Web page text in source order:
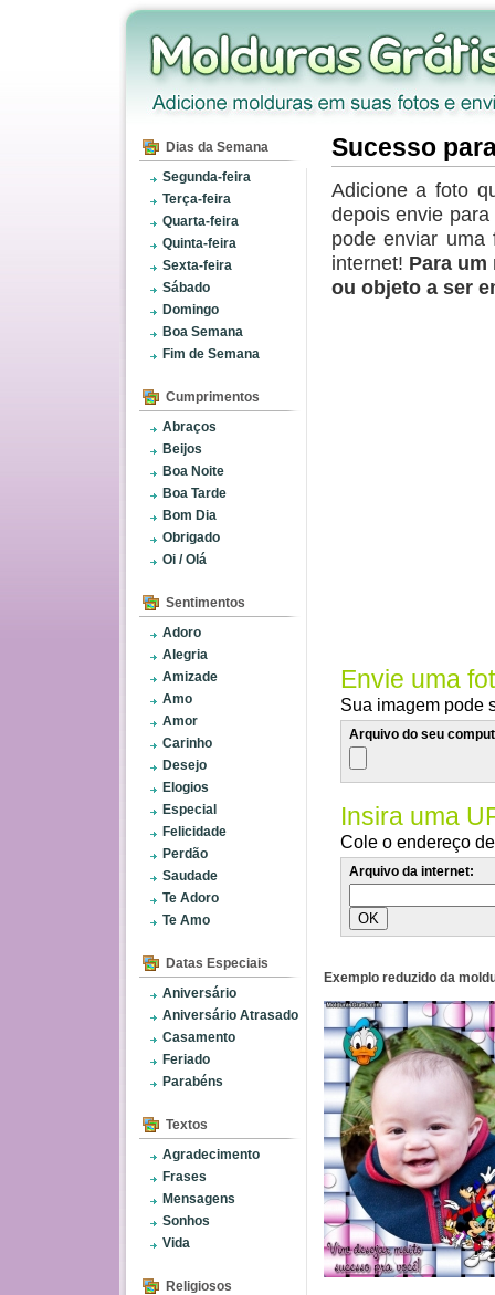
Dias da Semana
Segunda-feira
Terça-feira
Quarta-feira
Quinta-feira
Sexta-feira
Sábado
Domingo
Boa Semana
Fim de Semana
Cumprimentos
Abraços
Beijos
Boa Noite
Boa Tarde
Bom Dia
Obrigado
Oi / Olá
Sentimentos
Adoro
Alegria
Amizade
Amo
Amor
Carinho
Desejo
Elogios
Especial
Felicidade
Perdão
Saudade
Te Adoro
Te Amo
Datas Especiais
Aniversário
Aniversário Atrasado
Casamento
Feriado
Parabéns
Textos
Agradecimento
Frases
Mensagens
Sonhos
Vida
Religiosos
Sucesso
Adicione a foto
depois envie
pode enviar
internet! Para
ou objeto a ser
Envie uma
Sua imagem pode
Arquivo do seu
Insira uma
Cole o endereço
Arquivo da internet:
Exemplo reduzido da